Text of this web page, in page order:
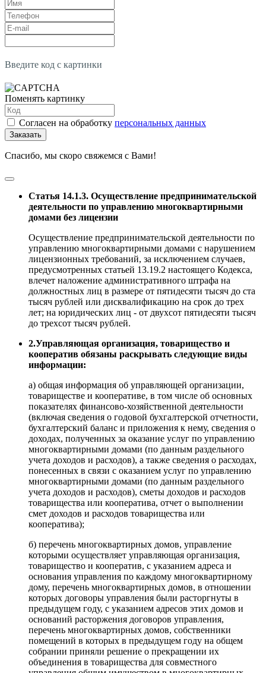
Введите код с картинки
Поменять картинку
Согласен на обработку персональных данных
Заказать
Спасибо, мы скоро свяжемся с Вами!
Статья 14.1.3. Осуществление предпринимательской
деятельности по управлению многоквартирными
домами без лицензии
Осуществление предпринимательской деятельности по
управлению многоквартирными домами с нарушением
лицензионных требований, за исключением случаев,
предусмотренных статьей 13.19.2 настоящего Кодекса,
влечет наложение административного штрафа на
должностных лиц в размере от пятидесяти тысяч до ста
тысяч рублей или дисквалификацию на срок до трех
лет; на юридических лиц - от двухсот пятидесяти тысяч
до трехсот тысяч рублей.
2.Управляющая организация, товарищество и
кооператив обязаны раскрывать следующие виды
информации:
а) общая информация об управляющей организации,
товариществе и кооперативе, в том числе об основных
показателях финансово-хозяйственной деятельности
(включая сведения о годовой бухгалтерской отчетности,
бухгалтерский баланс и приложения к нему, сведения о
доходах, полученных за оказание услуг по управлению
многоквартирными домами (по данным раздельного
учета доходов и расходов), а также сведения о расходах,
понесенных в связи с оказанием услуг по управлению
многоквартирными домами (по данным раздельного
учета доходов и расходов), сметы доходов и расходов
товарищества или кооператива, отчет о выполнении
смет доходов и расходов товарищества или
кооператива);
б) перечень многоквартирных домов, управление
которыми осуществляет управляющая организация,
товарищество и кооператив, с указанием адреса и
основания управления по каждому многоквартирному
дому, перечень многоквартирных домов, в отношении
которых договоры управления были расторгнуты в
предыдущем году, с указанием адресов этих домов и
оснований расторжения договоров управления,
перечень многоквартирных домов, собственники
помещений в которых в предыдущем году на общем
собрании приняли решение о прекращении их
объединения в товарищества для совместного